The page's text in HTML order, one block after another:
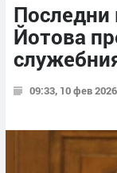
Последни
Йотова
09:33, 10 фев